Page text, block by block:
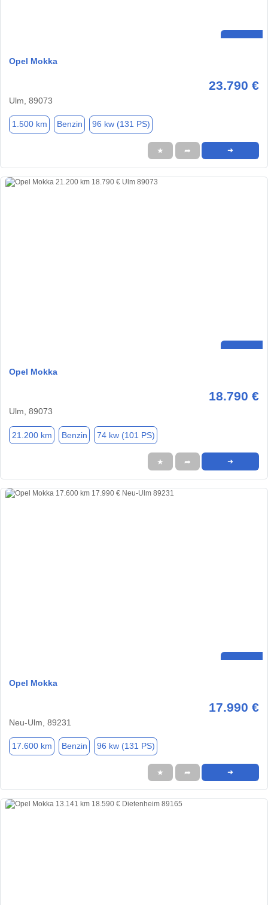
Opel Mokka
23.790 €
Ulm, 89073
1.500 km Benzin 96 kw (131 PS)
★ ➦ ➜
Opel Mokka
18.790 €
Ulm, 89073
21.200 km Benzin 74 kw (101 PS)
★ ➦ ➜
Opel Mokka
17.990 €
Neu-Ulm, 89231
17.600 km Benzin 96 kw (131 PS)
★ ➦ ➜